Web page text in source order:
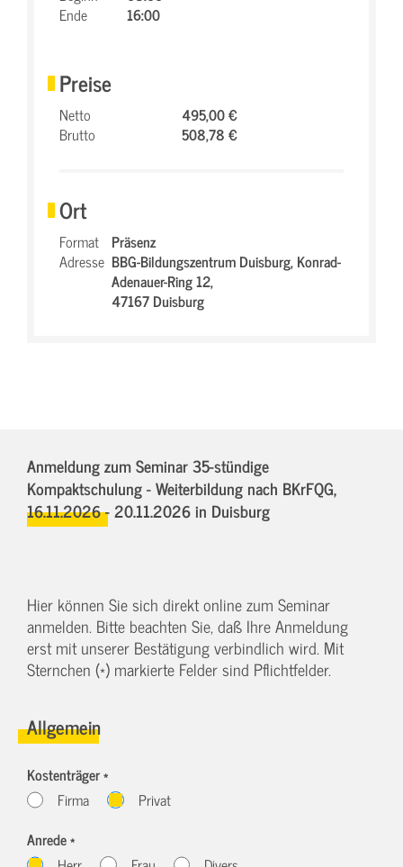
Ende
16:00
Preise
Netto
495,00 €
Brutto
508,78 €
Ort
Format Präsenz
Adresse BBG-Bildungszentrum Duisburg,Konrad-
Adenauer-Ring 12,
47167 Duisburg
Anmeldung zum Seminar 35-stündige
Kompaktschulung - Weiterbildung nach BKrFQG,
16.11.2026 - 20.11.2026in Duisburg
Hier können Sie sich direkt online zum Seminar
anmelden. Bitte beachten Sie, daß Ihre Anmeldung
erst mit unserer Bestätigung verbindlich wird. Mit
Sternchen (*) markierte Felder sind Pflichtfelder.
Allgemein
Kostenträger *
Firma
Privat
Anrede *